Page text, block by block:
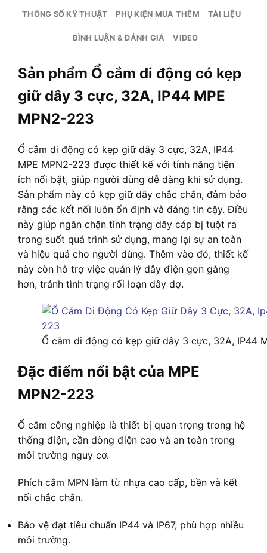
THÔNG SỐ KỸ THUẬT PHỤ KIỆN MUA THÊM TÀI LIỆU
BÌNH LUẬN & ĐÁNH GIÁ VIDEO
Sản phẩm Ổ cắm di động có kẹp
giữ dây 3 cực, 32A, IP44 MPE
MPN2-223
Ổ cắm di động có kẹp giữ dây 3 cực, 32A, IP44
MPE MPN2-223 được thiết kế với tính năng tiện
ích nổi bật, giúp người dùng dễ dàng khi sử dụng.
Sản phẩm này có kẹp giữ dây chắc chắn, đảm bảo
rằng các kết nối luôn ổn định và đáng tin cậy. Điều
này giúp ngăn chặn tình trạng dây cáp bị tuột ra
trong suốt quá trình sử dụng, mang lại sự an toàn
và hiệu quả cho người dùng. Thêm vào đó, thiết kế
này còn hỗ trợ việc quản lý dây điện gọn gàng
hơn, tránh tình trạng rối loạn dây dợ.
Ổ cắm di động có kẹp giữ dây 3 cực, 32A, IP44
Đặc điểm nổi bật của MPE
MPN2-223
Ổ cắm công nghiệp là thiết bị quan trọng trong hệ
thống điện, cần dòng điện cao và an toàn trong
môi trường nguy cơ.
Phích cắm MPN làm từ nhựa cao cấp, bền và kết
nối chắc chắn.
Bảo vệ đạt tiêu chuẩn IP44 và IP67, phù hợp nhiều
môi trường.